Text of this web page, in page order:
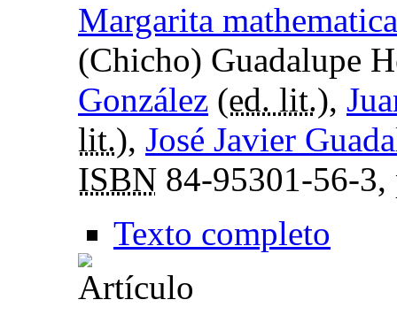
Margarita mathematica
(Chicho) Guadalupe
González (ed. lit.),
lit.), José Javier
ISBN 84-95301-56-3,
Texto completo